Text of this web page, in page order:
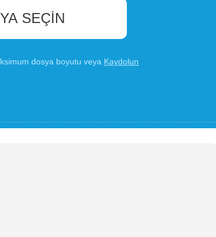
SEÇIN
dosya boyutu veya Kaydolun